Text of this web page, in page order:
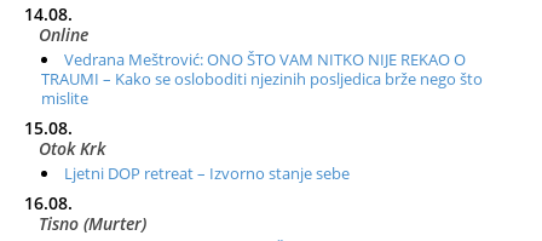
14.08.
Online
Vedrana Meštrović: ONO ŠTO VAM NITKO NIJE REKAO O
TRAUMI – Kako se osloboditi njezinih posljedica brže nego što
mislite
15.08.
Otok Krk
Ljetni DOP retreat – Izvorno stanje sebe
16.08.
Tisno (Murter)